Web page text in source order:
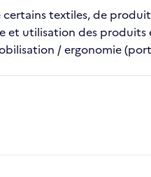
textiles, de
et utilisation des
/ ergonomie